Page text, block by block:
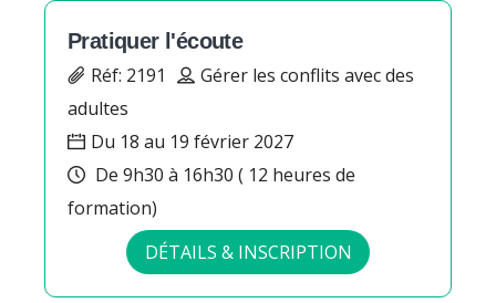
Pratiquer l'écoute
Réf: 2191
Gérer les conflits avec des
adultes
Du 18 au 19 février 2027
De 9h30 à 16h30 ( 12 heures de
formation)
DÉTAILS & INSCRIPTION